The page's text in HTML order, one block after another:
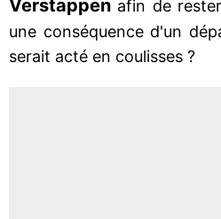
Verstappen afin de
une conséquence d'un
serait acté en coulisses ?